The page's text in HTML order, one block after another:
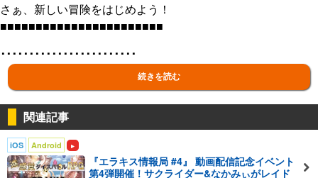
さぁ、新しい冒険をはじめよう！
■■■■■■■■■■■■■■■■■■■■■■■
････････････････････････
敵をスルーしたと思ったら…後方へ攻撃!?
スタート地点から、ボスを攻撃!?
････････････････････････
サイコロを転がすだけでは終わらない！
今までにない「進感覚」
体感しようΣ(；ﾟДﾟ)!!
続きを読む
関連記事
iOS Android
『エラキス情報局 #4』 動画配信記念イベント
第4弾開催！サクライダー&なかみぃがレイド